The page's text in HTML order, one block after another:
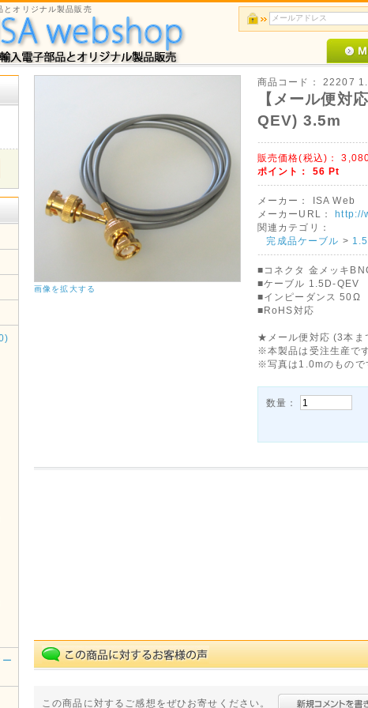
オリジナル製品販売
画像を拡大する
商品コード： 22207
【メール便対
QEV) 3.5m
販売価格(税込)：
ポイント： 56 Pt
メーカー：
ISA Web
メーカーURL：
http://
関連カテゴリ：
完成品ケーブル >
■コネクタ 金メッキ
■ケーブル 1.5D-QEV
■インピーダンス 50Ω
■RoHS対応
★メール便対応 (3本ま
※本製品は受注生産で
※写真は1.0mのもので
数量：
この商品に対するご感想をぜひお寄せください。